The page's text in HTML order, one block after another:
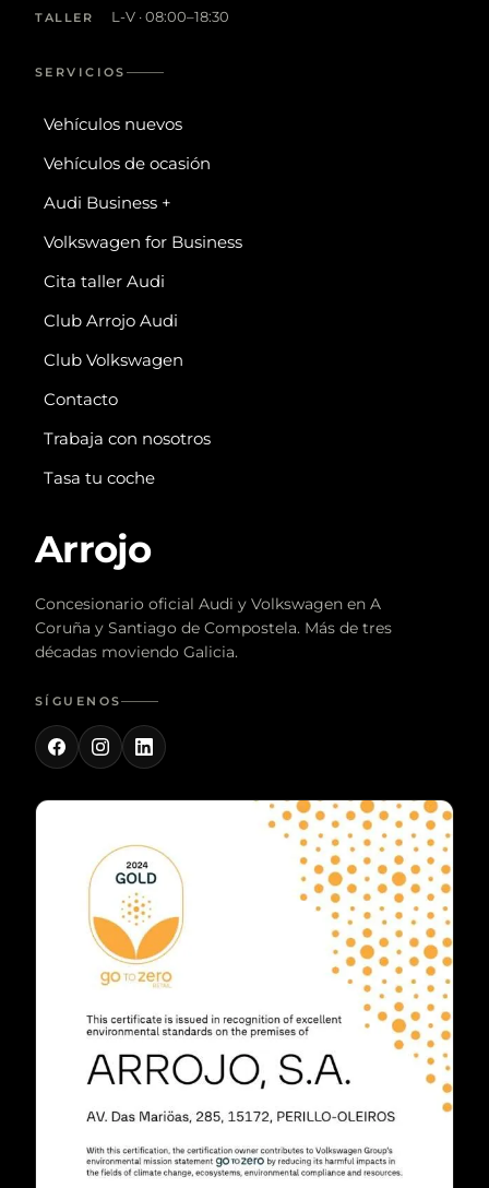
TALLER L-V · 08:00–18:30
SERVICIOS
Vehículos nuevos
Vehículos de ocasión
Audi Business +
Volkswagen for Business
Cita taller Audi
Club Arrojo Audi
Club Volkswagen
Contacto
Trabaja con nosotros
Tasa tu coche
Arrojo
Concesionario oficial Audi y Volkswagen en A
Coruña y Santiago de Compostela. Más de tres
décadas moviendo Galicia.
SÍGUENOS